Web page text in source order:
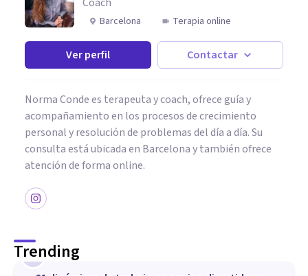
Barcelona Terapia online
Ver perfil Contactar
Norma Conde es terapeuta y coach, ofrece guía y
acompañamiento en los procesos de crecimiento
personal y resolución de problemas del día a día. Su
consulta está ubicada en Barcelona y también ofrece
atención de forma online.
Trending
1